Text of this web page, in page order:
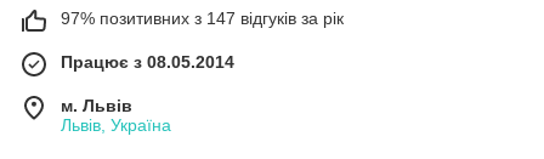
97% позитивних з 147 відгуків за рік
Працює з 08.05.2014
м. Львів
Львів, Україна